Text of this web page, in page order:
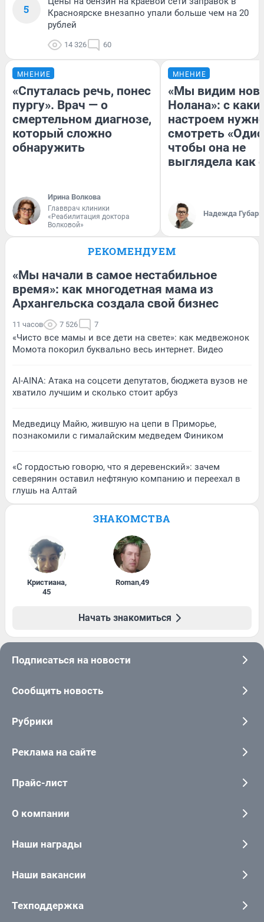
5
Красноярске внезапно упали больше чем на 20
рублей
14 326 60
МНЕНИЕ
«Спуталась речь, понес
пургу». Врач — о
смертельном диагнозе,
который сложно
обнаружить
Ирина Волкова
Главврач клиники
«Реабилитация доктора
Волковой»
МНЕНИЕ
«Мы видим
Нолана»: с
настроем
смотреть
чтобы она не
выглядела как
Надежда Губарь
РЕКОМЕНДУЕМ
«Мы начали в самое нестабильное
время»: как многодетная мама из
Архангельска создала свой бизнес
11 часов 7 526 7
«Чисто все мамы и все дети на свете»: как медвежонок
Момота покорил буквально весь интернет. Видео
AI-AINA: Атака на соцсети депутатов, бюджета вузов не
хватило лучшим и сколько стоит арбуз
Медведицу Майю, жившую на цепи в Приморье,
познакомили с гималайским медведем Фиником
«С гордостью говорю, что я деревенский»: зачем
северянин оставил нефтяную компанию и переехал в
глушь на Алтай
ЗНАКОМСТВА
Кристиана,
45
Roman,49
Начать знакомиться
Подписаться на новости
Сообщить новость
Рубрики
Реклама на сайте
Прайс-лист
О компании
Наши награды
Наши вакансии
Техподдержка